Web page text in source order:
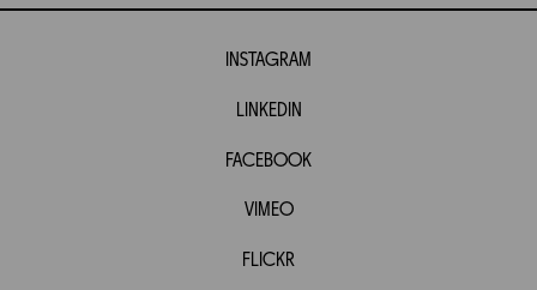
INSTAGRAM
LINKEDIN
FACEBOOK
VIMEO
FLICKR